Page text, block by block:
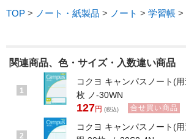
注文単位 1冊
注文単位 1パック(5冊)
方眼サイズ
色 青
注文単位 1冊
TOP > ノート・紙製品 > ノート > 学習帳 >
関連商品、色・サイズ・入数違い商品
1
コクヨ キャンパスノート(
枚 ノ-30WN
127円 (税込) 合せ買い商品
2
コクヨ キャンパスノート(